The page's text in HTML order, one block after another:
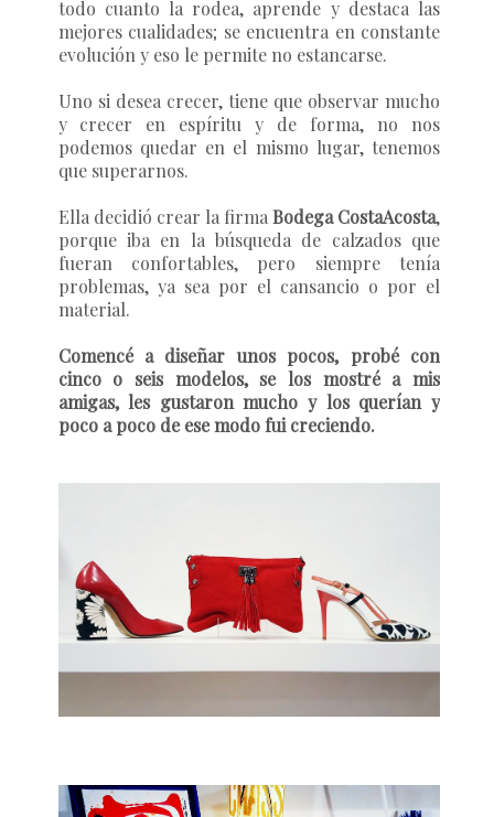
todo cuanto la rodea, aprende y destaca las
mejores cualidades; se encuentra en constante
evolución y eso le permite no estancarse.
Uno si desea crecer, tiene que observar mucho
y crecer en espíritu y de forma, no nos
podemos quedar en el mismo lugar, tenemos
que superarnos.
Ella decidió crear la firma Bodega CostaAcosta,
porque iba en la búsqueda de calzados que
fueran confortables, pero siempre tenía
problemas, ya sea por el cansancio o por el
material.
Comencé a diseñar unos pocos, probé con
cinco o seis modelos, se los mostré a mis
amigas, les gustaron mucho y los querían y
poco a poco de ese modo fui creciendo.